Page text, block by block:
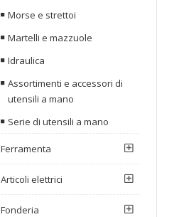
Morse e strettoi
Martelli e mazzuole
Idraulica
Assortimenti e accessori di
utensili a mano
Serie di utensili a mano
Ferramenta
Articoli elettrici
Fonderia